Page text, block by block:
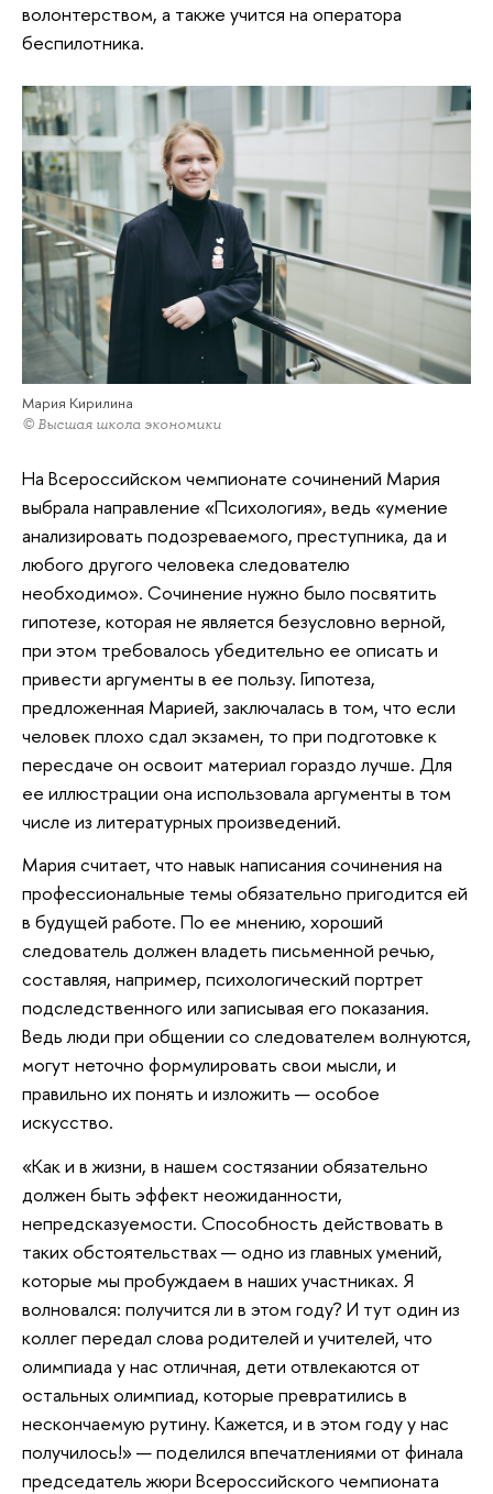
волонтерством, а также учится на оператора
беспилотника.
Мария Кирилина
© Высшая школа экономики
На Всероссийском чемпионате сочинений Мария
выбрала направление «Психология», ведь «умение
анализировать подозреваемого, преступника, да и
любого другого человека следователю
необходимо». Сочинение нужно было посвятить
гипотезе, которая не является безусловно верной,
при этом требовалось убедительно ее описать и
привести аргументы в ее пользу. Гипотеза,
предложенная Марией, заключалась в том, что если
человек плохо сдал экзамен, то при подготовке к
пересдаче он освоит материал гораздо лучше. Для
ее иллюстрации она использовала аргументы в том
числе из литературных произведений.
Мария считает, что навык написания сочинения на
профессиональные темы обязательно пригодится ей
в будущей работе. По ее мнению, хороший
следователь должен владеть письменной речью,
составляя, например, психологический портрет
подследственного или записывая его показания.
Ведь люди при общении со следователем волнуются,
могут неточно формулировать свои мысли, и
правильно их понять и изложить — особое
искусство.
«Как и в жизни, в нашем состязании обязательно
должен быть эффект неожиданности,
непредсказуемости. Способность действовать в
таких обстоятельствах — одно из главных умений,
которые мы пробуждаем в наших участниках. Я
волновался: получится ли в этом году? И тут один из
коллег передал слова родителей и учителей, что
олимпиада у нас отличная, дети отвлекаются от
остальных олимпиад, которые превратились в
нескончаемую рутину. Кажется, и в этом году у нас
получилось!» — поделился впечатлениями от финала
председатель жюри Всероссийского чемпионата